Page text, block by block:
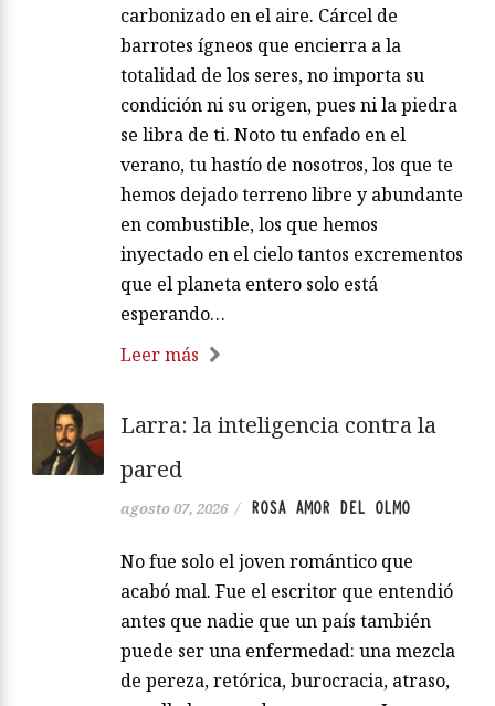
carbonizado en el aire. Cárcel de
barrotes ígneos que encierra a la
totalidad de los seres, no importa su
condición ni su origen, pues ni la piedra
se libra de ti. Noto tu enfado en el
verano, tu hastío de nosotros, los que te
hemos dejado terreno libre y abundante
en combustible, los que hemos
inyectado en el cielo tantos excrementos
que el planeta entero solo está
esperando…
Leer más
Larra: la inteligencia contra la
pared
agosto 07, 2026 / ROSA AMOR DEL OLMO
No fue solo el joven romántico que
acabó mal. Fue el escritor que entendió
antes que nadie que un país también
puede ser una enfermedad: una mezcla
de pereza, retórica, burocracia, atraso,